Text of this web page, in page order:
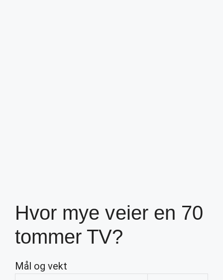
Hvor mye veier en 70
tommer TV?
Mål og vekt